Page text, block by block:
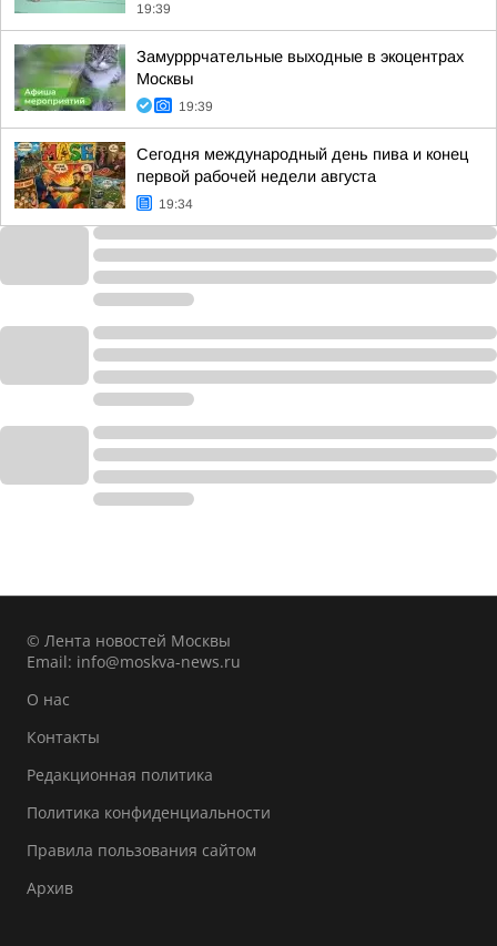
19:39
Замурррчательные выходные в экоцентрах
Москвы
19:39
Сегодня международный день пива и конец
первой рабочей недели августа
19:34
© Лента новостей Москвы
Email: info@moskva-news.ru
О нас
Контакты
Редакционная политика
Политика конфиденциальности
Правила пользования сайтом
Архив